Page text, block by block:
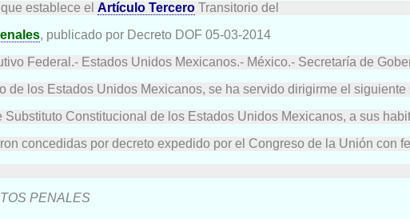
establece el Artículo Tercero Transitorio del
, publicado por Decreto DOF 05-03-2014
Federal.- Estados Unidos Mexicanos.- México.- Secretaría de
de los Estados Unidos Mexicanos, se ha servido dirigirme el siguiente
Constitucional de los Estados Unidos Mexicanos, a sus
concedidas por decreto expedido por el Congreso de la Unión con
PENALES